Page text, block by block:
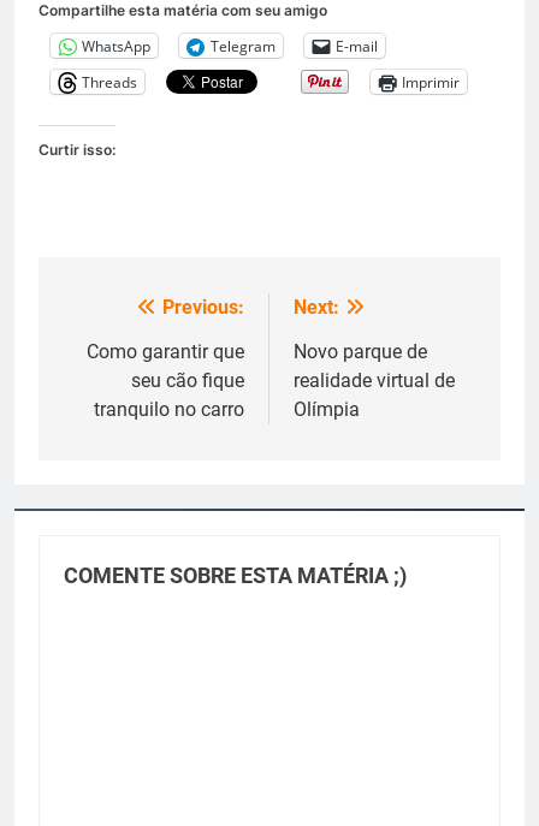
Compartilhe esta matéria com seu amigo
WhatsApp Telegram
E-mail
Threads
Imprimir
Curtir isso:
Navegação
de
Post
Previous:
Como garantir que
seu cão fique
tranquilo no carro
Next:
Novo parque de
realidade virtual de
Olímpia
COMENTE SOBRE ESTA MATÉRIA ;)